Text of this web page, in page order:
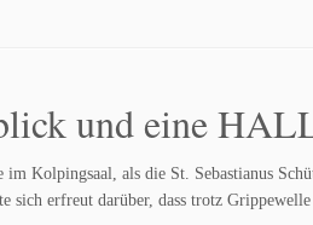
und eine
Kolpingsaal, als die St. Sebastianus
erfreut darüber, dass trotz